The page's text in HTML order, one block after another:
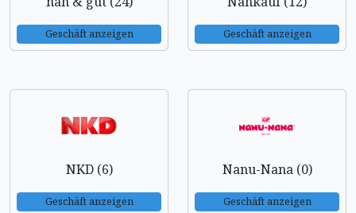
Geschäft anzeigen Geschäft anzeigen
NKD (6)
Geschäft anzeigen
Nanu-Nana (0)
Geschäft anzeigen